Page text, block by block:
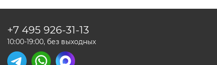
+7 495 926-31-13
10:00-19:00, без выходных